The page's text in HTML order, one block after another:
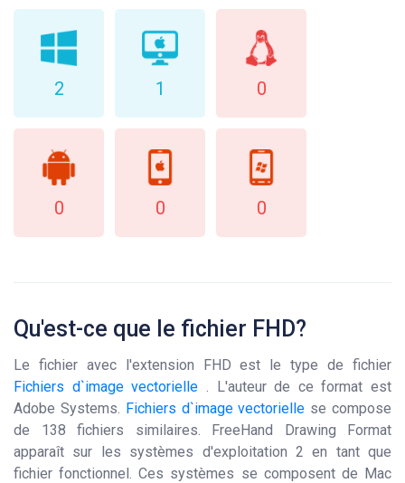
2 1 0
0 0 0
Qu'est-ce que le fichier FHD?
Le fichier avec l'extension FHD est le type de fichier
Fichiers d`image vectorielle . L'auteur de ce format est
Adobe Systems. Fichiers d`image vectorielle se compose
de 138 fichiers similaires. FreeHand Drawing Format
apparaît sur les systèmes d'exploitation 2 en tant que
fichier fonctionnel. Ces systèmes se composent de Mac